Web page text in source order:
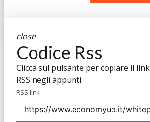
close
Codice Rss
Clicca sul pulsante per copiare il link
RSS negli appunti.
RSS link